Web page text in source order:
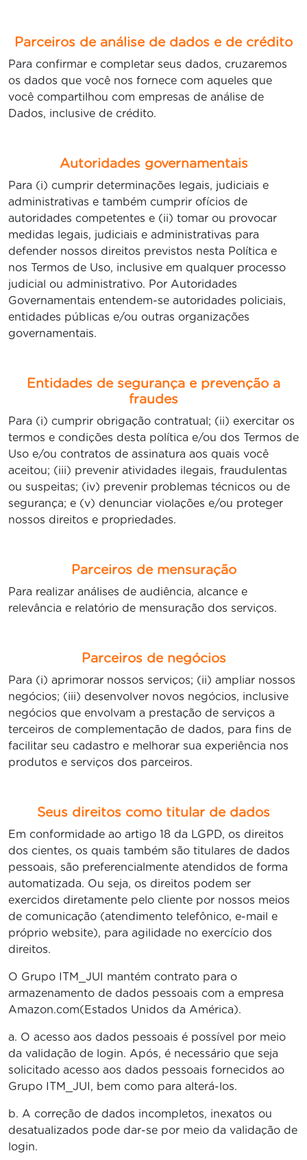
Parceiros de análise de dados e de crédito
Para confirmar e completar seus dados, cruzaremos
os dados que você nos fornece com aqueles que
você compartilhou com empresas de análise de
Dados, inclusive de crédito.
Autoridades governamentais
Para (i) cumprir determinações legais, judiciais e
administrativas e também cumprir ofícios de
autoridades competentes e (ii) tomar ou provocar
medidas legais, judiciais e administrativas para
defender nossos direitos previstos nesta Política e
nos Termos de Uso, inclusive em qualquer processo
judicial ou administrativo. Por Autoridades
Governamentais entendem-se autoridades policiais,
entidades públicas e/ou outras organizações
governamentais.
Entidades de segurança e prevenção a
fraudes
Para (i) cumprir obrigação contratual; (ii) exercitar os
termos e condições desta política e/ou dos Termos de
Uso e/ou contratos de assinatura aos quais você
aceitou; (iii) prevenir atividades ilegais, fraudulentas
ou suspeitas; (iv) prevenir problemas técnicos ou de
segurança; e (v) denunciar violações e/ou proteger
nossos direitos e propriedades.
Parceiros de mensuração
Para realizar análises de audiência, alcance e
relevância e relatório de mensuração dos serviços.
Parceiros de negócios
Para (i) aprimorar nossos serviços; (ii) ampliar nossos
negócios; (iii) desenvolver novos negócios, inclusive
negócios que envolvam a prestação de serviços a
terceiros de complementação de dados, para fins de
facilitar seu cadastro e melhorar sua experiência nos
produtos e serviços dos parceiros.
Seus direitos como titular de dados
Em conformidade ao artigo 18 da LGPD, os direitos
dos cientes, os quais também são titulares de dados
pessoais, são preferencialmente atendidos de forma
automatizada. Ou seja, os direitos podem ser
exercidos diretamente pelo cliente por nossos meios
de comunicação (atendimento telefônico, e-mail e
próprio website), para agilidade no exercício dos
direitos.
O Grupo ITM_JUI mantém contrato para o
armazenamento de dados pessoais com a empresa
Amazon.com(Estados Unidos da América).
a. O acesso aos dados pessoais é possível por meio
da validação de login. Após, é necessário que seja
solicitado acesso aos dados pessoais fornecidos ao
Grupo ITM_JUI, bem como para alterá-los.
b. A correção de dados incompletos, inexatos ou
desatualizados pode dar-se por meio da validação de
login.